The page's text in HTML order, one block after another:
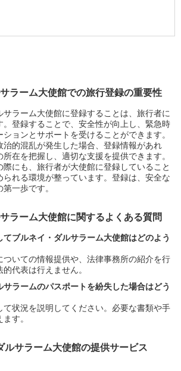
ラーム大使館での旅行登録の重要性
ラーム大使館に登録することは、旅行者に
。登録することで、安全性が向上し、緊急時
ョンとサポートを受けることができます。
治的混乱が発生した場合、登録情報があれ
在を把握し、適切な支援を提供できます。
際にも、旅行者が大使館に登録していること
られる環境が整っています。登録は、安全な
一歩です。
ラーム大使館に関するよくある質問
ブルネイ・ダルサラーム大使館はどのよう
ついての情報提供や、法律事務所の紹介を行
代表は行えません。
サラームのパスポートを紛失した場合はどう
て状況を説明してください。必要な書類や手
す。
ルサラーム大使館の提供サービス